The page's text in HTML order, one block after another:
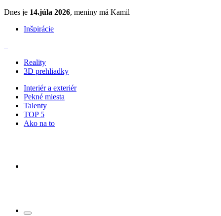
Dnes je 14.júla 2026, meniny má Kamil
Inšpirácie
Reality
3D prehliadky
Interiér a exteriér
Pekné miesta
Talenty
TOP 5
Ako na to